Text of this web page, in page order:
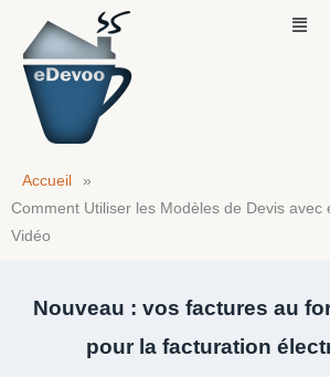
contenu
Menu
Accueil
»
Comment Utiliser les Modèles de Devis avec
Vidéo
Nouveau : vos factures au
pour la facturation